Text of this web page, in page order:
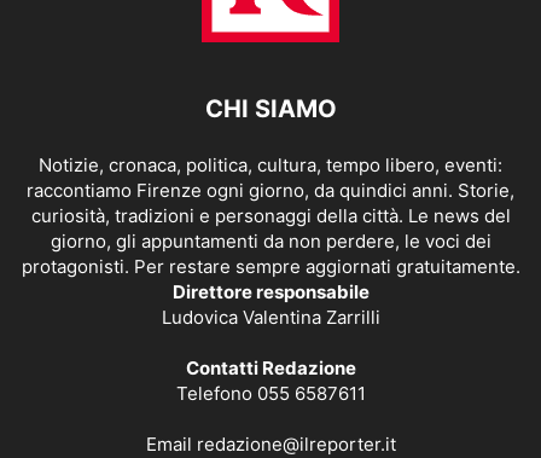
CHI SIAMO
Notizie, cronaca, politica, cultura, tempo libero, eventi:
raccontiamo Firenze ogni giorno, da quindici anni. Storie,
curiosità, tradizioni e personaggi della città. Le news del
giorno, gli appuntamenti da non perdere, le voci dei
protagonisti. Per restare sempre aggiornati gratuitamente.
Direttore responsabile
Ludovica Valentina Zarrilli
Contatti Redazione
Telefono 055 6587611
Email redazione@ilreporter.it